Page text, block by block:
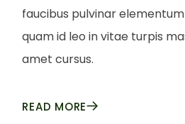
faucibus pulvinar
quam id leo in vitae turpis
amet cursus.
READ MORE